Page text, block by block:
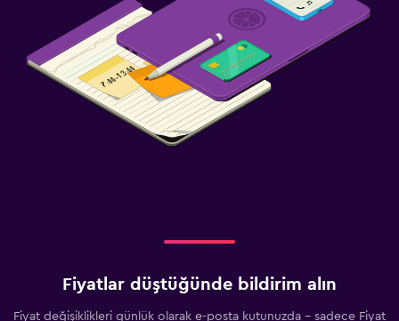
Fiyatlar düştüğünde bildirim alın
Fiyat değişiklikleri günlük olarak e-posta kutunuzda - sadece Fiyat